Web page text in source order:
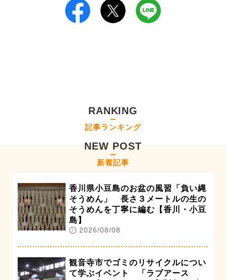
RANKING
記事ランキング
NEW POST
新着記事
香川県小豆島のお盆の風習「負い縄
そうめん」 長さ３メートルの生の
そうめんを丁寧に編む【香川・小豆
島】
2026/08/08
観音寺市でゴミのリサイクルについ
て学ぶイベント 「ラブアース